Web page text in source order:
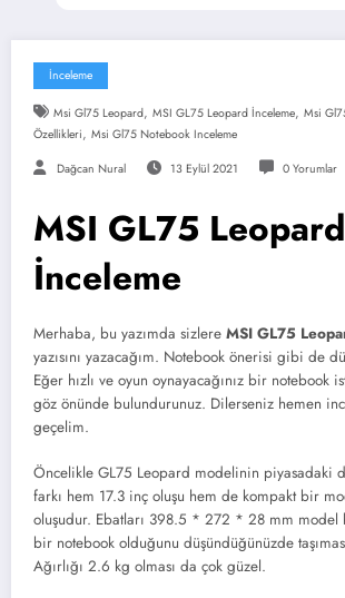
İnceleme
Msi Gl75 Leopard, MSI GL75 Leopard İnceleme, Msi
Özellikleri, Msi Gl75 Notebook Inceleme
Dağcan Nural 13 Eylül 2021 0 Yorumlar
MSI GL75 Leopard
İnceleme
Merhaba, bu yazımda sizlere MSI GL75
yazısını yazacağım. Notebook önerisi gibi de
Eğer hızlı ve oyun oynayacağınız bir notebook
göz önünde bulundurunuz. Dilerseniz hemen
geçelim.
Öncelikle GL75 Leopard modelinin piyasadaki
farkı hem 17.3 inç oluşu hem de kompakt bir
oluşudur. Ebatları 398.5 * 272 * 28 mm model
bir notebook olduğunu düşündüğünüzde
Ağırlığı 2.6 kg olması da çok güzel.